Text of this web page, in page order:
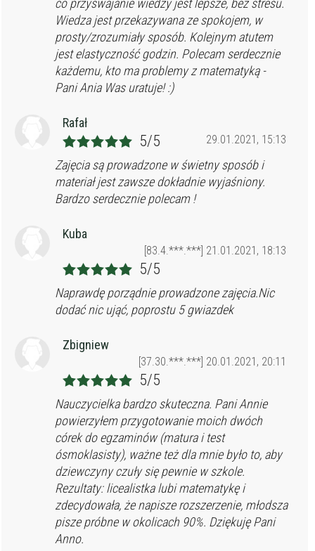
Wiedza jest przekazywana ze spokojem, w
prosty/zrozumiały sposób. Kolejnym atutem
jest elastyczność godzin. Polecam serdecznie
każdemu, kto ma problemy z matematyką -
Pani Ania Was uratuje! :)
Rafał
29.01.2021, 15:13
5/5
Zajęcia są prowadzone w świetny sposób i
materiał jest zawsze dokładnie wyjaśniony.
Bardzo serdecznie polecam !
Kuba
[83.4.***.***] 21.01.2021, 18:13
5/5
Naprawdę porządnie prowadzone zajęcia.Nic
dodać nic ująć, poprostu 5 gwiazdek
Zbigniew
[37.30.***.***] 20.01.2021, 20:11
5/5
Nauczycielka bardzo skuteczna. Pani Annie
powierzyłem przygotowanie moich dwóch
córek do egzaminów (matura i test
ósmoklasisty), ważne też dla mnie było to, aby
dziewczyny czuły się pewnie w szkole.
Rezultaty: licealistka lubi matematykę i
zdecydowała, że napisze rozszerzenie, młodsza
pisze próbne w okolicach 90%. Dziękuję Pani
Anno.